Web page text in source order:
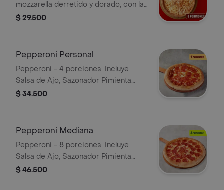
mozzarella derretido y dorado, con la
salsa pizza de Papa Johns con su
Pimienta Roja y Pepperoncini.
$ 29.500
Pepperoni Personal
Pepperoni - 4 porciones. Incluye
Salsa de Ajo, Sazonador Pimienta
Roja y Pepperoncini.
$ 34.500
Pepperoni Mediana
Pepperoni - 8 porciones. Incluye
Salsa de Ajo, Sazonador Pimienta
Roja y Pepperoncini.
$ 46.500